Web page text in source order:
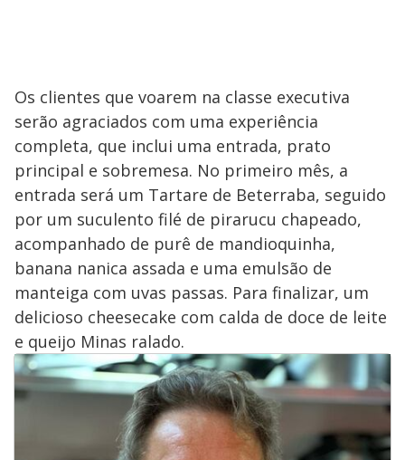
Os clientes que voarem na classe executiva
serão agraciados com uma experiência
completa, que inclui uma entrada, prato
principal e sobremesa. No primeiro mês, a
entrada será um Tartare de Beterraba, seguido
por um suculento filé de pirarucu chapeado,
acompanhado de purê de mandioquinha,
banana nanica assada e uma emulsão de
manteiga com uvas passas. Para finalizar, um
delicioso cheesecake com calda de doce de leite
e queijo Minas ralado.